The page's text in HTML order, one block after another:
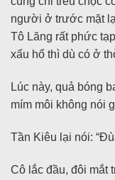
người ở trước mặt
Tô Lăng rất phức
xấu hổ thì dù có ở
Lúc này, quả bóng
mím môi không nói
Tần Kiêu lại nói:
Cô lắc đầu, đôi mắt